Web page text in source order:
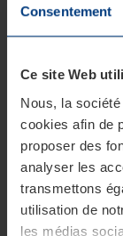
Consentement
Ce site Web
Nous, la société
cookies afin de
proposer des
analyser les
transmettons
utilisation de
les médias